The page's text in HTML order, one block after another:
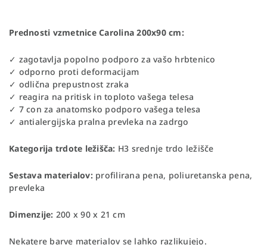
Prednosti vzmetnice Carolina 200x90 cm:
✓ zagotavlja popolno podporo za vašo hrbtenico
✓ odporno proti deformacijam
✓ odlična prepustnost zraka
✓ reagira na pritisk in toploto vašega telesa
✓ 7 con za anatomsko podporo vašega telesa
✓ antialergijska pralna prevleka na zadrgo
Kategorija trdote ležišča: H3 srednje trdo ležišče
Sestava materialov: profilirana pena, poliuretanska pena,
prevleka
Dimenzije: 200 x 90 x 21 cm
Nekatere barve materialov se lahko razlikujejo.